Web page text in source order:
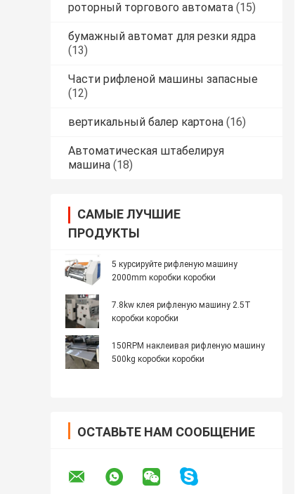
роторный торгового автомата (15)
бумажный автомат для резки ядра
(13)
Части рифленой машины запасные
(12)
вертикальный балер картона (16)
Автоматическая штабелируя
машина (18)
САМЫЕ ЛУЧШИЕ
ПРОДУКТЫ
5 курсируйте рифленую машину
2000mm коробки коробки
7.8kw клея рифленую машину 2.5T
коробки коробки
150RPM наклеивая рифленую машину
500kg коробки коробки
ОСТАВЬТЕ НАМ СООБЩЕНИЕ